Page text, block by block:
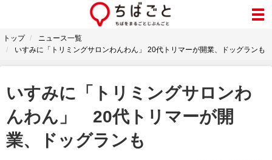
トップ
ニュース一覧
いすみに「トリミングサロンわんわん」 20代トリマーが開業、ドッグランも
いすみに「トリミングサロンわ
んわん」 20代トリマーが開
業、ドッグランも